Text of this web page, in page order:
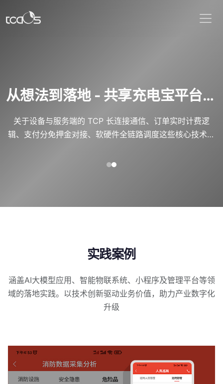
从想法到落地 - 共享充电宝平台的技术选型与架构演进
关于设备与服务端的 TCP 长连接通信、订单实时计费逻
辑、支付分免押金对接、软硬件全链路调度这些核心技术，
实践案例
涵盖AI大模型应用、智能物联系统、小程序及管理平台等领
域的落地实践。以技术创新驱动业务价值，助力产业数字化
升级